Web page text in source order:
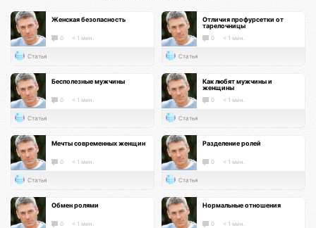
Женская безопасность
0 < 1 мин.
Статья
Отличия профурсетки от
тарелочницы
0 < 1 мин.
Статья
Бесполезные мужчины
0 < 1 мин.
Статья
Как любят мужчины и
женщины
0 < 1 мин.
Статья
Мечты современных женщин
0 < 1 мин.
Статья
Разделение ролей
0 < 1 мин.
Статья
Обмен ролями
0 < 1 мин.
Нормальные отношения
0 < 1 мин.